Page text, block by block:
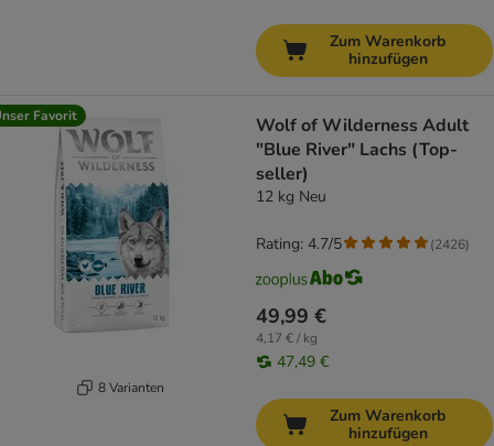
Zum Warenkorb
hinzufügen
Favorit
8 Varianten
Wolf of Wilderness Adult
"Blue River" Lachs (Top-
seller)
12 kg Neu
49,99 €
4,17 € / kg
47,49 €
Rating: 4.7/5 (2426)
Zum Warenkorb
hinzufügen